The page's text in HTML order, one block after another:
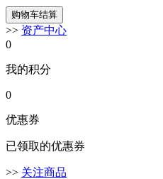
>> 资产中心
0
我的积分
0
优惠券
已领取的优惠券
>> 关注商品